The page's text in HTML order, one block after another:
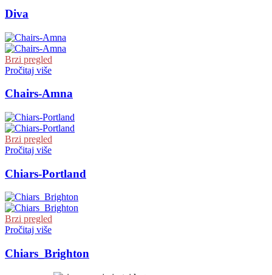
Diva
Brzi pregled
Pročitaj više
Chairs-Amna
Brzi pregled
Pročitaj više
Chiars-Portland
Brzi pregled
Pročitaj više
Chiars_Brighton